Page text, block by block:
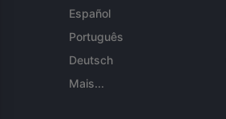
Español
Português
Deutsch
Mais...